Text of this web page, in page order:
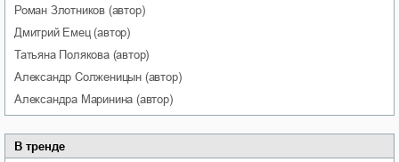
Роман Злотников (автор)
Дмитрий Емец(автор)
Татьяна Полякова(автор)
Александр Солженицын (автор)
Александра Маринина (автор)
В тренде